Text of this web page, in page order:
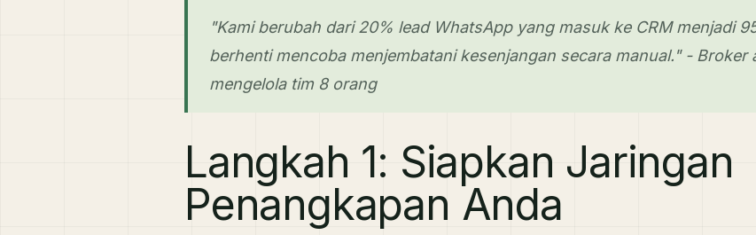
"Kami berubah dari 20% lead WhatsApp yang masuk ke CRM menjadi
berhenti mencoba menjembatani kesenjangan secara manual." - Broker
mengelola tim 8 orang
Langkah 1: Siapkan Jaringan
Penangkapan Anda